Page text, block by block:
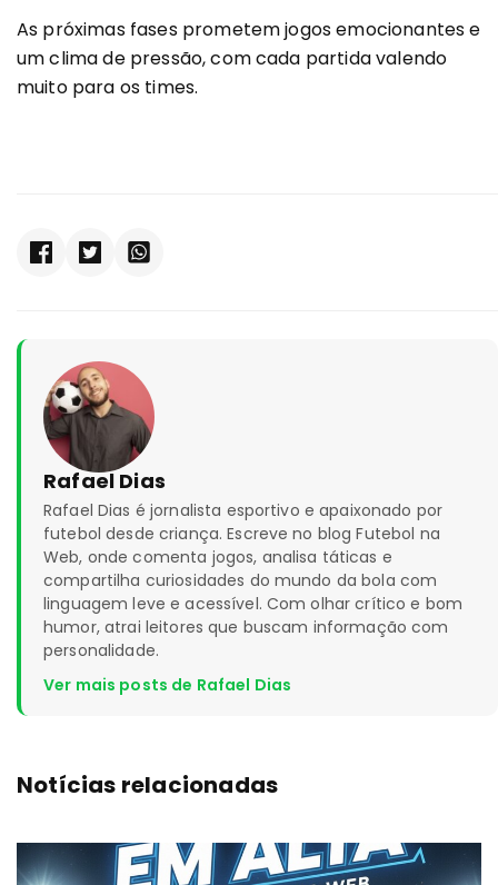
As próximas fases prometem jogos emocionantes e
um clima de pressão, com cada partida valendo
muito para os times.
Rafael Dias
Rafael Dias é jornalista esportivo e apaixonado por
futebol desde criança. Escreve no blog Futebol na
Web, onde comenta jogos, analisa táticas e
compartilha curiosidades do mundo da bola com
linguagem leve e acessível. Com olhar crítico e bom
humor, atrai leitores que buscam informação com
personalidade.
Ver mais posts de Rafael Dias
Notícias relacionadas